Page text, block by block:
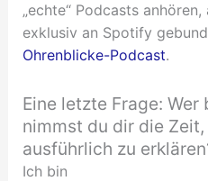
„echte“ Podcasts
exklusiv an Spotify
Ohrenblicke-Podcast.
Eine letzte Frage:
nimmst du dir die
ausführlich zu
Ich bin